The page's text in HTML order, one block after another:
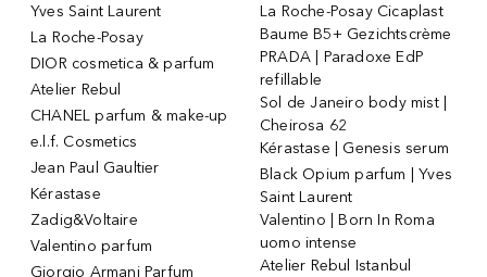
Yves Saint Laurent
La Roche-Posay
DIOR cosmetica & parfum
Atelier Rebul
CHANEL parfum & make-up
e.l.f. Cosmetics
Jean Paul Gaultier
Kérastase
Zadig&Voltaire
Valentino parfum
Giorgio Armani Parfum
La Roche-Posay Cicaplast
Baume B5+ Gezichtscrème
PRADA | Paradoxe EdP
refillable
Sol de Janeiro body mist |
Cheirosa 62
Kérastase | Genesis serum
Black Opium parfum | Yves
Saint Laurent
Valentino | Born In Roma
uomo intense
Atelier Rebul Istanbul